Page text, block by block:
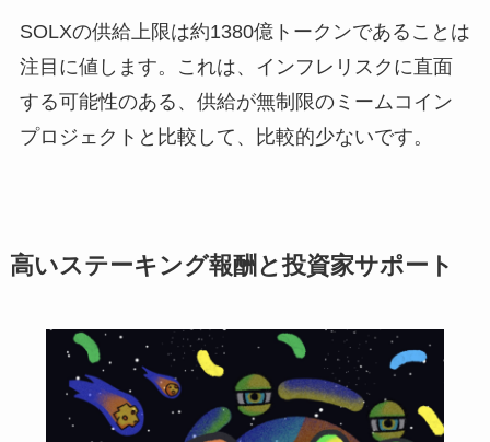
SOLXの供給上限は約1380億トークンであることは
注目に値します。これは、インフレリスクに直面
する可能性のある、供給が無制限のミームコイン
プロジェクトと比較して、比較的少ないです。
高いステーキング報酬と投資家サポート